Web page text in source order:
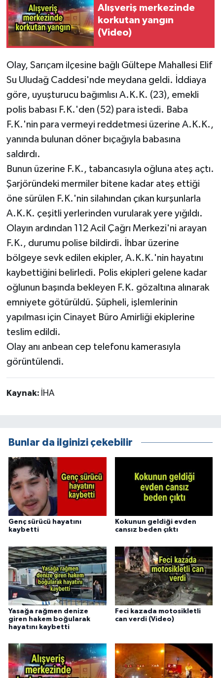
Alışveriş merkezinde
korkutan yangın
(Video)
Olay, Sarıçam ilçesine bağlı Gültepe Mahallesi Elif
Su Uludağ Caddesi'nde meydana geldi. İddiaya
göre, uyuşturucu bağımlısı A.K.K. (23), emekli
polis babası F.K.'den (52) para istedi. Baba
F.K.'nin para vermeyi reddetmesi üzerine A.K.K.,
yanında bulunan döner bıçağıyla babasına
saldırdı.
Bunun üzerine F.K., tabancasıyla oğluna ateş açtı.
Şarjöründeki mermiler bitene kadar ateş ettiği
öne sürülen F.K.'nin silahından çıkan kurşunlarla
A.K.K. çeşitli yerlerinden vurularak yere yığıldı.
Olayın ardından 112 Acil Çağrı Merkezi'ni arayan
F.K., durumu polise bildirdi. İhbar üzerine
bölgeye sevk edilen ekipler, A.K.K.'nin hayatını
kaybettiğini belirledi. Polis ekipleri gelene kadar
oğlunun başında bekleyen F.K. gözaltına alınarak
emniyete götürüldü. Şüpheli, işlemlerinin
yapılması için Cinayet Büro Amirliği ekiplerine
teslim edildi.
Olay anı anbean cep telefonu kamerasıyla
görüntülendi.
Kaynak: İHA
Bunlar da ilginizi çekebilir
Genç sürücü hayatını
kaybetti
Kokunun geldiği evden
cansız beden çıktı
Yasağa rağmen denize
giren hakem boğularak
hayatını kaybetti
Feci kazada motosikletli
can verdi (Video)